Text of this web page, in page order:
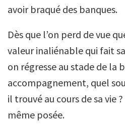
avoir braqué des banques.
Dès que l’on perd de vue
valeur inaliénable qui fait
on régresse au stade de la
accompagnement, quel
il trouvé au cours de sa vie
même posée.